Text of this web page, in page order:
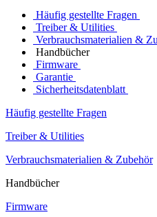
Häufig gestellte Fragen
Treiber & Utilities
Verbrauchsmaterialien &
Handbücher
Firmware
Garantie
Sicherheitsdatenblatt
Häufig gestellte Fragen
Treiber & Utilities
Verbrauchsmaterialien & Zubehör
Handbücher
Firmware